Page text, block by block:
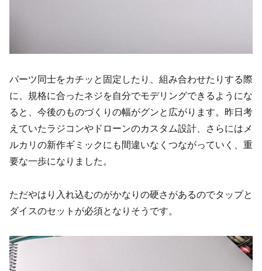
パーツ同士をカチッと固定したり、組み合わせたりする際
に、規格に合ったネジを自分でモデリングできるようにな
ると、今後のものづくりの幅がグンと広がります。昨日考
えていたラジコンやドローンのカスタム設計、さらにはメ
ルカリの新作ギミックにも間違いなくつながっていく、重
要な一歩になりました。
ただやはり入れ込むのがかなりの硬さがあるのでタップと
ダイスのセットが必須となりそうです。